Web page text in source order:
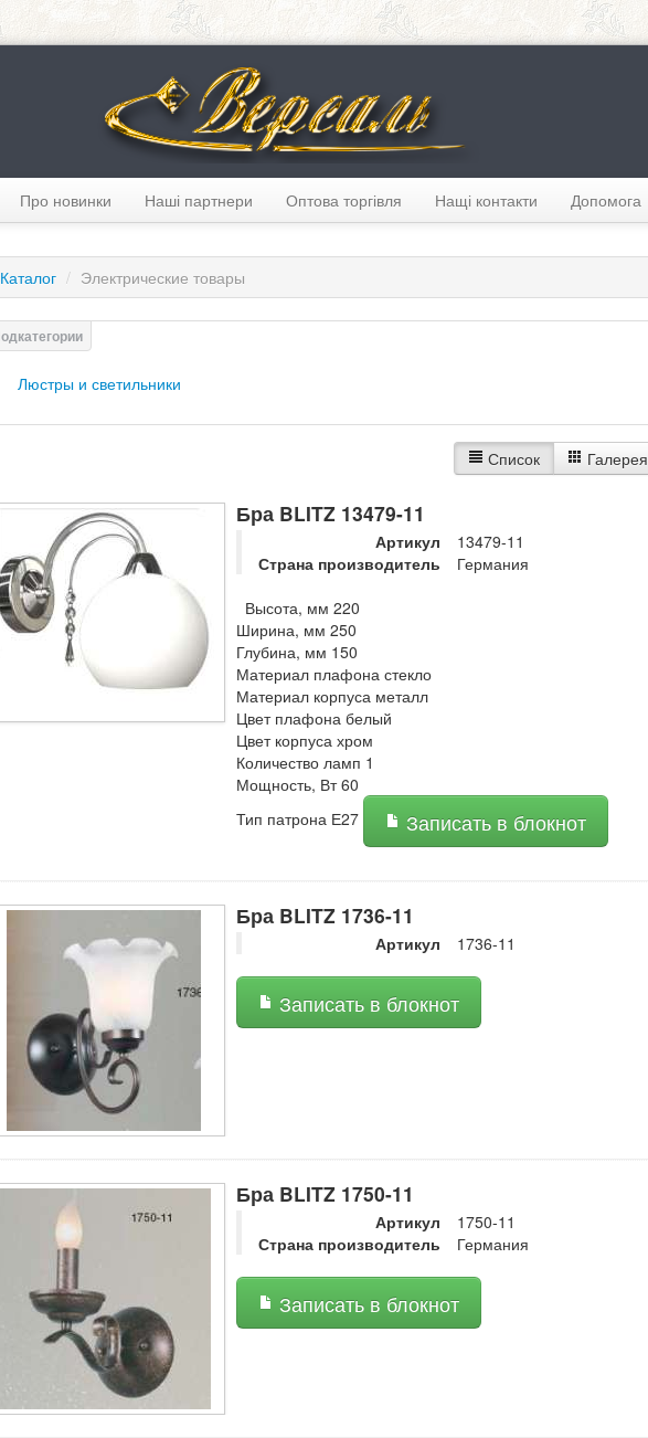
Про новинки Наші партнери Оптова торгівля Нащі контакти Допомога
Каталог / Электрические товары
Люстры и светильники
Список Галерея
Бра BLITZ 13479-11
Артикул
13479-11
Страна производитель
Германия
Высота, мм 220
Ширина, мм 250
Глубина, мм 150
Материал плафона стекло
Материал корпуса металл
Цвет плафона белый
Цвет корпуса хром
Количество ламп 1
Мощность, Вт 60
Тип патрона Е27
Записать в блокнот
Бра BLITZ 1736-11
Артикул 1736-11
Записать в блокнот
Бра BLITZ 1750-11
Артикул
1750-11
Страна производитель
Германия
Записать в блокнот